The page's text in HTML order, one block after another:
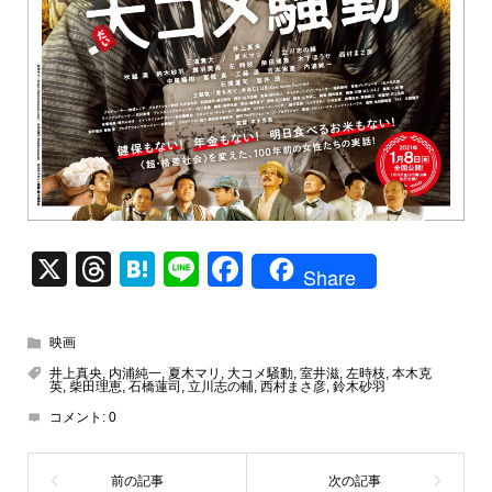
X
T
a
d
s
H
n
Li
F
e
o
Share
映画
井上真央, 内浦純一, 夏木マリ 大コメ騒動, 室井滋, 左時枝, 本木克
英, 柴田理恵, 石橋蓮司 立川志の輔, 西村まさ彦, 鈴木砂羽
コメント: 0